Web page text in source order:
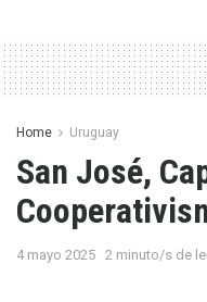
Home Uruguay
San José,
4 mayo 2025 2 minuto/s de